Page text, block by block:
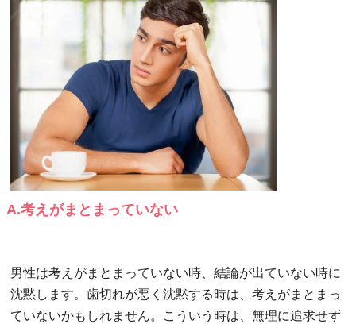
A.考えがまとまっていない
男性は考えがまとまっていない時、結論が出ていない時に
沈黙します。歯切れが悪く沈黙する時は、考えがまとまっ
ていないかもしれません。こういう時は、無理に追求せず